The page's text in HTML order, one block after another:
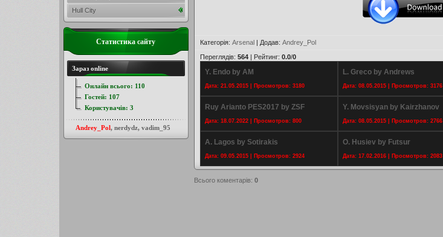
Категорія: Arsenal| Додав: Andrey_Pol
Переглядів: 564| Рейтинг: 0.0/0
Y. Endo by AM
Дата: 21.05.2015 | Просмотров: 3180
L. Greco by Andrews
Дата: 08.05.2015 | Просмотров: 3176
Ruy Arianto PES2017 by ZSF
Дата: 18.07.2022 | Просмотров: 800
Y. Movsisyan by Kairzhanov
Дата: 08.05.2015 | Просмотров: 2766
A. Lagos by Sotirakis
Дата: 09.05.2015 | Просмотров: 2924
O. Husiev by Futsur
Дата: 17.02.2016 | Просмотров: 2083
Всього коментарів: 0
Hull City
Статистика сайту
Зараз online
Онлайн всього: 110
Гостей: 107
Користувачів: 3
Andrey_Pol, nerdydz, vadim_95